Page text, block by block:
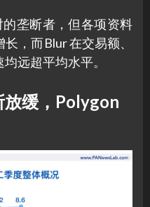
的垄断者，但各项资料
，而Blur 在交易额、
远超平均水平。
放缓，Polygon